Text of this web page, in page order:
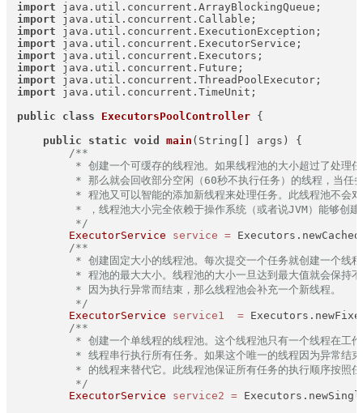
import
import
import
import
import
import
import
import java.util.concurrent.TimeUnit;
public
class ExecutorsPoolController {
public
static void main (String[] args)
{
/**
* 创建一个可缓存的线程池。如果线程池的大小超过了处理
* 那么就会回收部分空闲（60秒不执行任务）的线程，当任
* 程池又可以智能的添加新线程来处理任务。此线程池不会
* ，线程池大小完全依赖于操作系统（或者说JVM）能够创建
         */
ExecutorService
service =
/**
* 创建固定大小的线程池。每次提交一个任务就创建一个线
* 程池的最大大小。线程池的大小一旦达到最大值就会保持
         * 因为执行异常而结束，那么线程池会补充一个新线程。
         */
ExecutorService
service1 =
/**
* 创建一个单线程的线程池。这个线程池只有一个线程在工
* 线程串行执行所有任务。如果这个唯一的线程因为异常结
* 的线程来替代它。此线程池保证所有任务的执行顺序按照
         */
ExecutorService
service2 =